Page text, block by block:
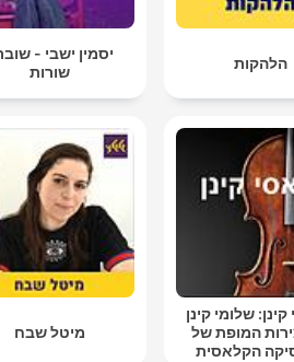
הלהקות
יסמין ישבי -
שורות
שלומי קינן
המופת של
הקלאסית
מיטל שבח